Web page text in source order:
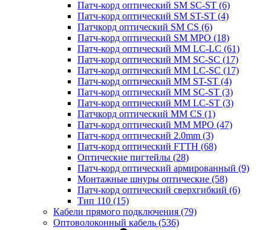
Патч-корд оптический SM SC-ST (6)
Патч-корд оптический SM ST-ST (4)
Патчкорд оптический SM CS (6)
Патч-корд оптический SM MPO (18)
Патч-корд оптический MM LC-LC (61)
Патч-корд оптический MM SC-SC (17)
Патч-корд оптический MM LC-SC (17)
Патч-корд оптический MM ST-ST (4)
Патч-корд оптический MM SC-ST (3)
Патч-корд оптический MM LC-ST (3)
Патчкорд оптический MM CS (1)
Патч-корд оптический MM MPO (47)
Патч-корд оптический 2.0mm (3)
Патч-корд оптический FTTH (68)
Оптические пигтейлы (28)
Патч-корд оптический армированный (9)
Монтажные шнуры оптические (58)
Патч-корд оптический сверхгибкий (6)
Тип 110 (15)
Кабели прямого подключения (79)
Оптоволоконный кабель (536)